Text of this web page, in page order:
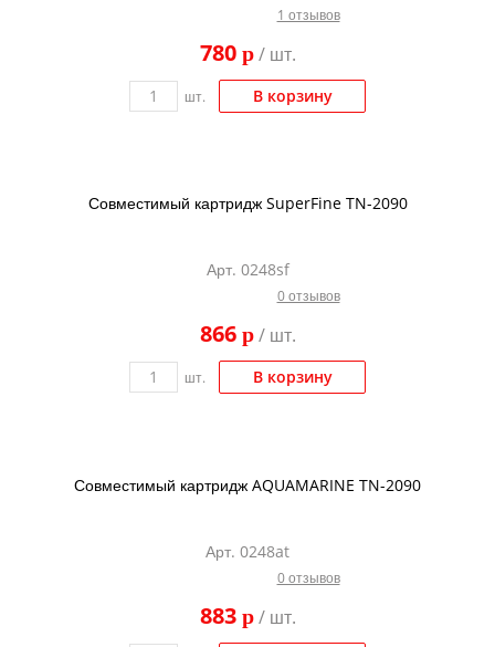
Для франкировальной машины
1 отзывов
780 p/ шт.
шт. В корзину
Совместимый картридж SuperFine TN-2090
Арт. 0248sf
0 отзывов
866 p/ шт.
шт. В корзину
Совместимый картридж AQUAMARINE TN-2090
Арт. 0248at
0 отзывов
883 p/ шт.